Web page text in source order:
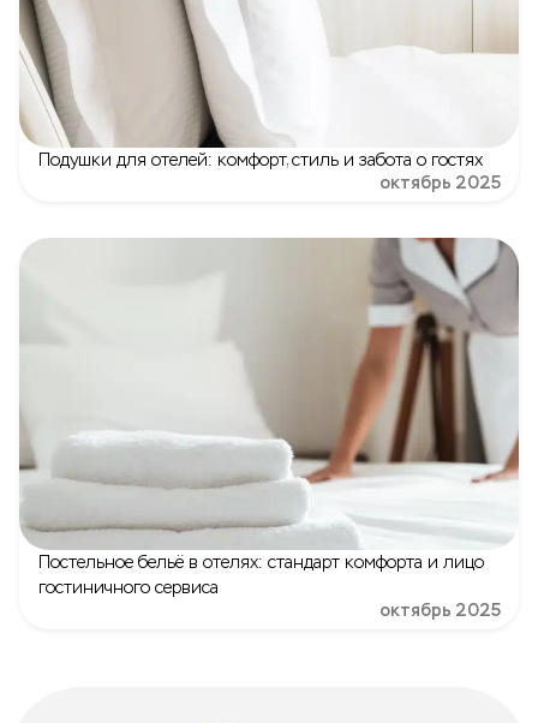
Подушки для отелей: комфорт, стиль и забота о гостях
октябрь 2025
Постельное бельё в отелях: стандарт комфорта и лицо
гостиничного сервиса
октябрь 2025